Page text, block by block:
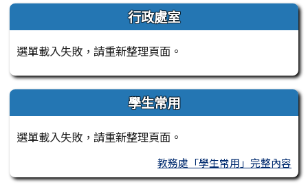
左邊區域內容 行政處室
選單載入失敗，請重新整理頁面。
學生常用
選單載入失敗，請重新整理頁面。
教務處「學生常用」完整內容